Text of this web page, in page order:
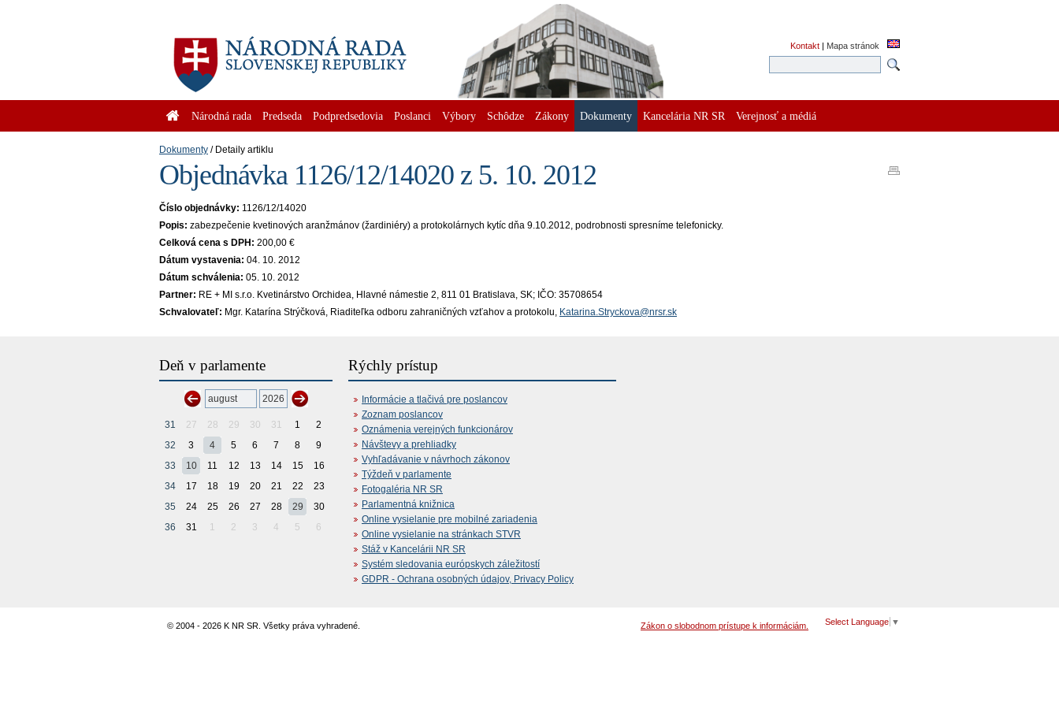
Kontakt | Mapa stránok
Národná rada Predseda Podpredsedovia Poslanci Výbory Schôdze Zákony Dokumenty Kancelária NR SR Verejnosť a médiá
Dokumenty Detaily artiklu
Objednávka 1126/12/14020 z 5. 10. 2012
Číslo objednávky: 1126/12/14020
Popis: zabezpečenie kvetinových aranžmánov (žardiniéry) a protokolárnych kytíc dňa 9.10.2012, podrobnosti spresníme telefonicky.
Celková cena s DPH: 200,00 €
Dátum vystavenia: 04. 10. 2012
Dátum schválenia: 05. 10. 2012
Partner: RE + MI s.r.o. Kvetinárstvo Orchidea, Hlavné námestie 2, 811 01 Bratislava, SK; IČO: 35708654
Schvalovateľ: Mgr. Katarína Strýčková, Riaditeľka odboru zahraničných vzťahov a protokolu, Katarina.Stryckova@nrsr.sk
Deň v parlamente
31 27 28 29 30 31 1
2
32
3 4 5 6 7 8
9
33
10 11 12 13 14 15
16
34
17 18 19 20 21 22
23
35
24 25 26 27 28 29
30
36
31 1 2 3 4 5 6
Rýchly prístup
Informácie a tlačivá pre poslancov
Zoznam poslancov
Oznámenia verejných funkcionárov
Návštevy a prehliadky
Vyhľadávanie v návrhoch zákonov
Týždeň v parlamente
Fotogaléria NR SR
Parlamentná knižnica
Online vysielanie pre mobilné zariadenia
Online vysielanie na stránkach STVR
Stáž v Kancelárii NR SR
Systém sledovania európskych záležitostí
GDPR - Ochrana osobných údajov, Privacy Policy
© 2004 - 2026 K NR SR. Všetky práva vyhradené. Select Language ▼
Zákon o slobodnom prístupe k informáciám.